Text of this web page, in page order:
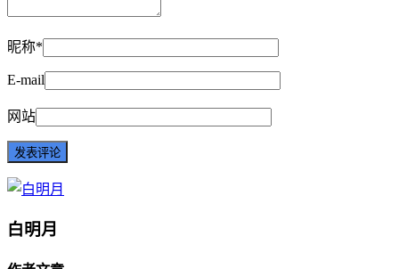
昵称*
E-mail
网站
白明月